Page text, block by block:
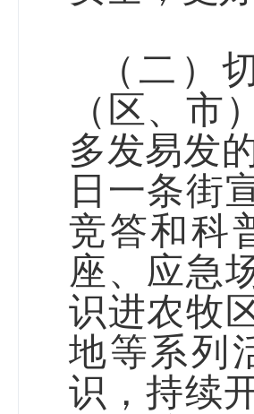
（二）
（区、市）
多发易发
日一条街
竞答和科
座、应急
识进农牧
地等系列
识，持续